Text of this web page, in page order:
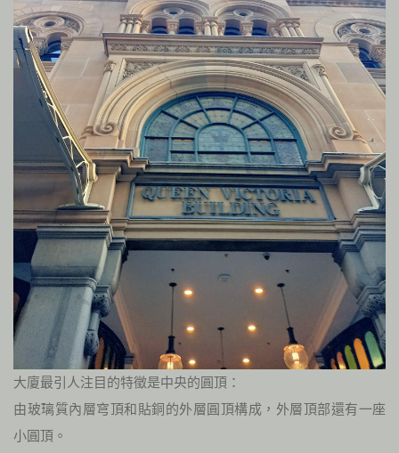
大廈最引人注目的特徵是中央的圓頂：
由玻璃質內層穹頂和貼銅的外層圓頂構成，外層頂部還有一座
小圓頂。